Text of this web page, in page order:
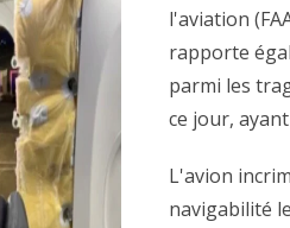
l'aviation
rapporte
parmi les
ce jour,
L'avion
navigabilité